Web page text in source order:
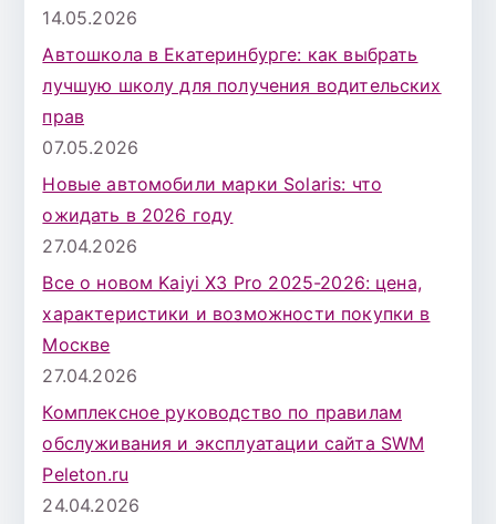
14.05.2026
Автошкола в Екатеринбурге: как выбрать
лучшую школу для получения водительских
прав
07.05.2026
Новые автомобили марки Solaris: что
ожидать в 2026 году
27.04.2026
Все о новом Kaiyi X3 Pro 2025-2026: цена,
характеристики и возможности покупки в
Москве
27.04.2026
Комплексное руководство по правилам
обслуживания и эксплуатации сайта SWM
Peleton.ru
24.04.2026